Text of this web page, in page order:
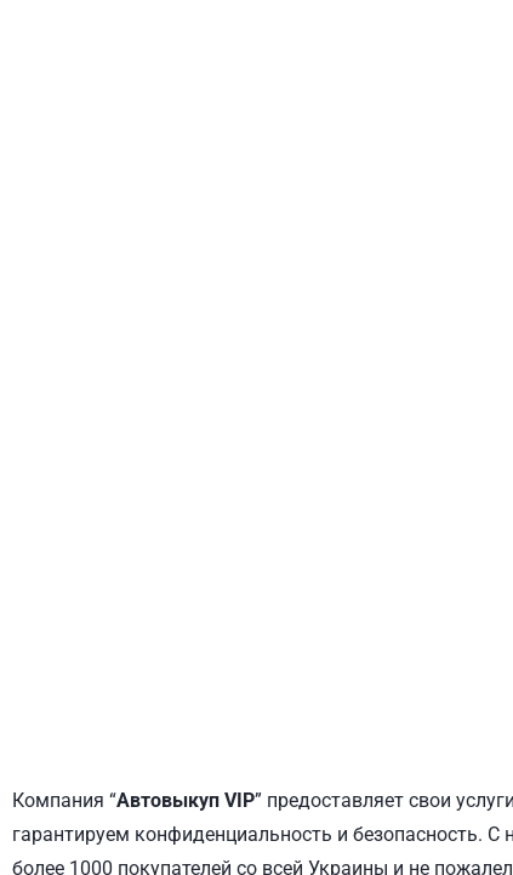
Компания “Автовыкуп VIP” предоставляет свои
гарантируем конфиденциальность и
более 1000 покупателей со всей Украины и не